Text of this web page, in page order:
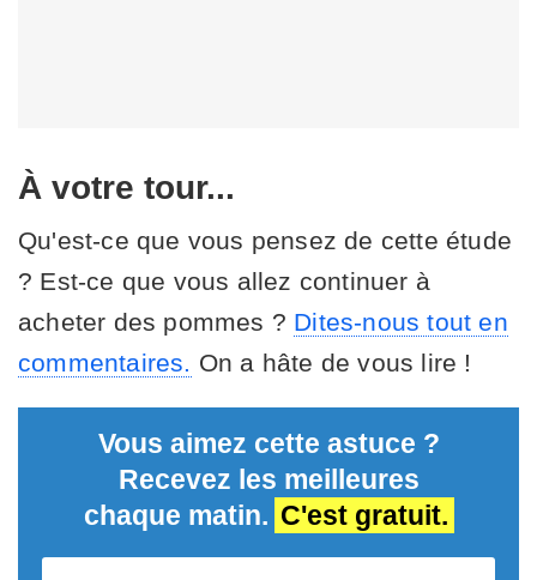
À votre tour...
Qu'est-ce que vous pensez de cette étude
? Est-ce que vous allez continuer à
acheter des pommes ? Dites-nous tout en
commentaires.
On a hâte de vous lire !
Vous aimez cette astuce ?
Recevez les meilleures
chaque matin. C'est gratuit.